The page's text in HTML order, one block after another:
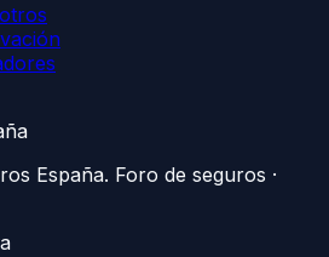
España. Foro de seguros ·